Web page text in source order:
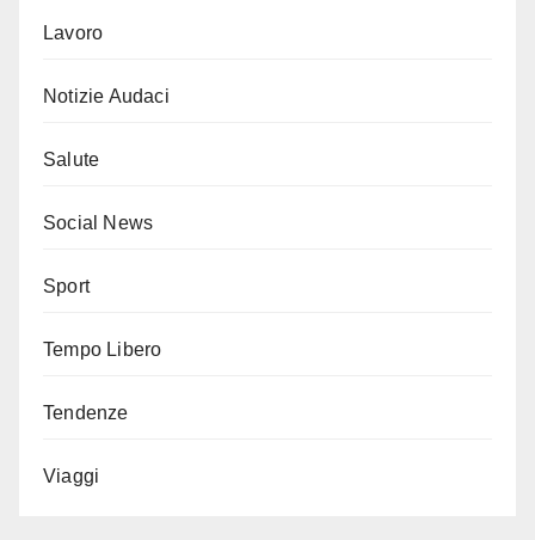
Lavoro
Notizie Audaci
Salute
Social News
Sport
Tempo Libero
Tendenze
Viaggi